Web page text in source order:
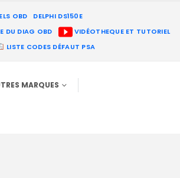
OBD
DELPHI DS150E
DU DIAG OBD
VIDÉOTHEQUE ET TUTORIEL
LISTE CODES DÉFAUT PSA
MARQUES